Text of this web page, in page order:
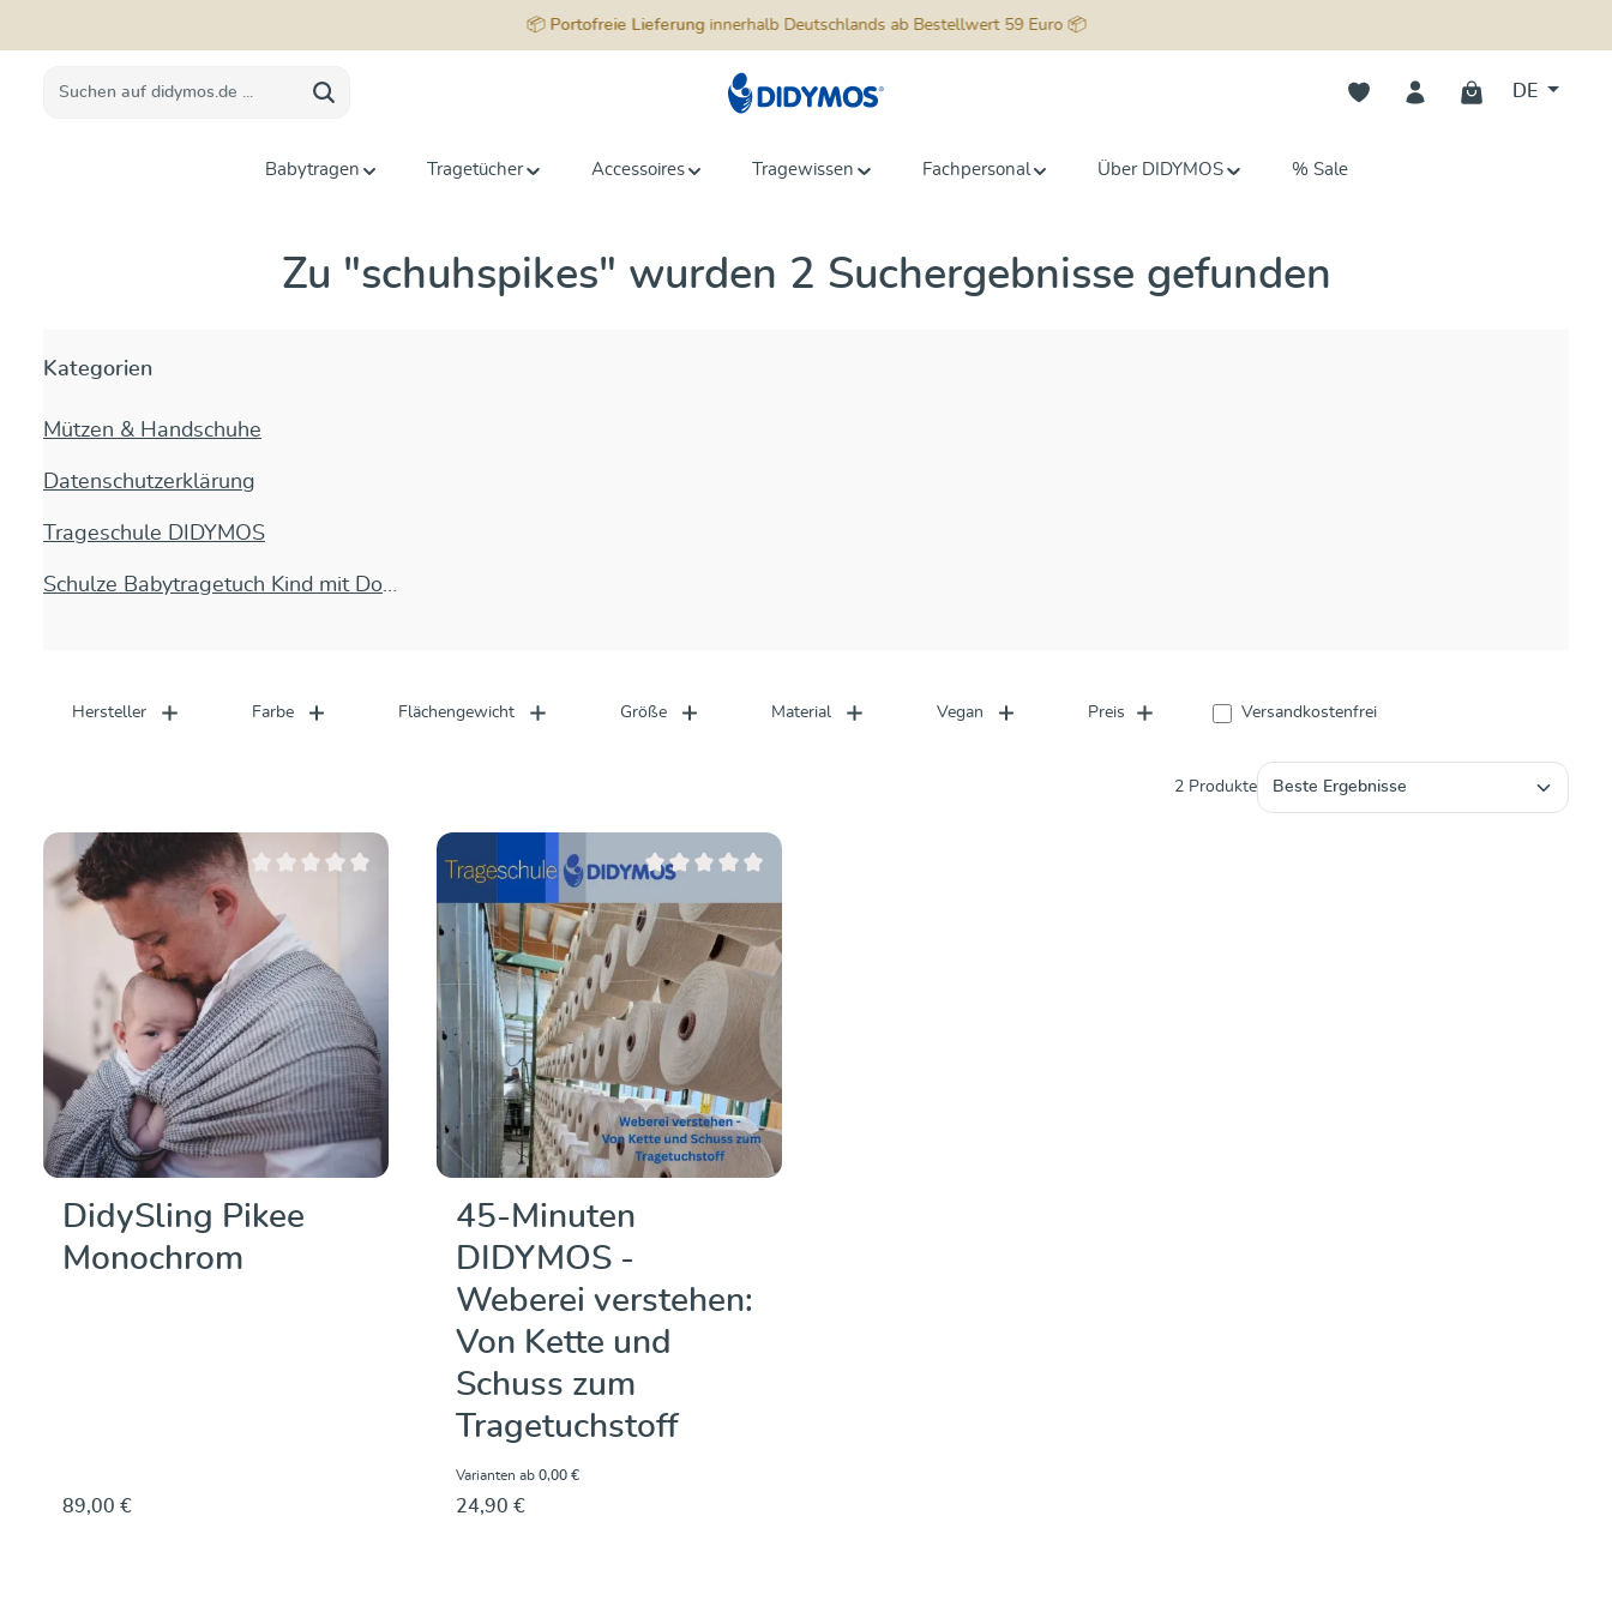
📦 Portofreie Lieferunginnerhalb Deutschlands ab Bestellwert 59 Euro 📦
Du hast 0 Produkte auf dem
DE
Babytragen Tragetücher Accessoires Tragewissen Fachpersonal Über DIDYMOS % Sale
Zu "schuhspikes" wurden 2 Suchergebnisse gefunden
Kategorien
Mützen & Handschuhe
Datenschutzerklärung
Trageschule DIDYMOS
Schulze Babytragetuch Kind mit Downsyndrom Herzfehler
Hersteller Farbe Flächengewicht Größe Material Vegan Preis Filter hinzufügen: Versandkostenfrei
Versandkostenfrei
2 Produkte
Durchschnittliche Bewertung von 0 von 5 Sternen
DidySling Pikee
Monochrom
89,00 €
45-Minuten
DIDYMOS -
Weberei verstehen:
Von Kette und
Schuss zum
Tragetuchstoff
Varianten ab 0,00 €
24,90 €